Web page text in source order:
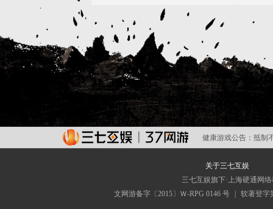
健康游戏公告： 抵制
关于三七互娱
三七互娱旗下·上海硬通网
文网游备字〔2015〕Ｗ-RPG 0146 号
软著登字